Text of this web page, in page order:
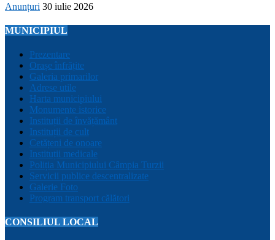
Anunțuri 30 iulie 2026
MUNICIPIUL
Prezentare
Orașe înfrățite
Galeria primarilor
Adrese utile
Harta municipiului
Monumente istorice
Instituții de învățământ
Instituții de cult
Cetățeni de onoare
Instituții medicale
Poliția Municipiului Câmpia Turzii
Servicii publice descentralizate
Galerie Foto
Program transport călători
CONSILIUL LOCAL